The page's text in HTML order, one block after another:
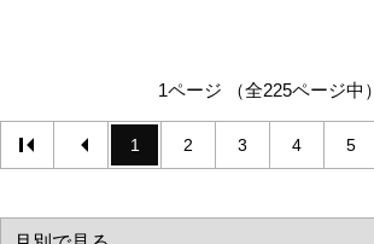
1ページ （全225ページ中）
1 2 3 4 5